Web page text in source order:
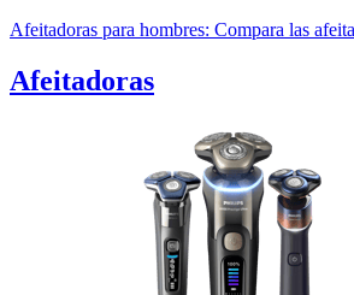
Afeitadoras para hombres: Compara las
Afeitadoras